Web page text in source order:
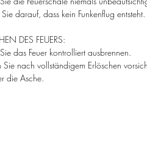
darauf, dass kein Funkenflug entsteht.
DES FEUERS:
das Feuer kontrolliert ausbrennen.
nach vollständigem Erlöschen
die Asche.